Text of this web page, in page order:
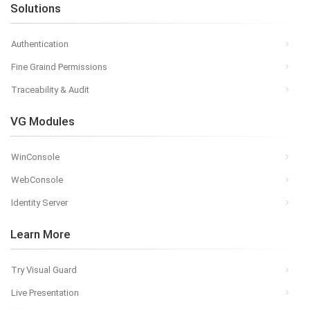
Solutions
Authentication
Fine Graind Permissions
Traceability & Audit
VG Modules
WinConsole
WebConsole
Identity Server
Learn More
Try Visual Guard
Live Presentation